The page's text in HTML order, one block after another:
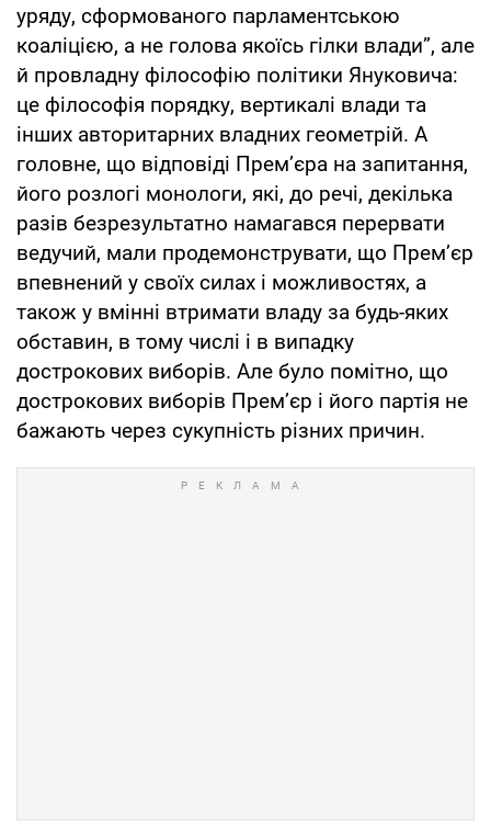
уряду, сформованого парламентською
коаліцією, а не голова якоїсь гілки влади”, але
й провладну філософію політики Януковича:
це філософія порядку, вертикалі влади та
інших авторитарних владних геометрій. А
головне, що відповіді Прем’єра на запитання,
його розлогі монологи, які, до речі, декілька
разів безрезультатно намагався перервати
ведучий, мали продемонструвати, що Прем’єр
впевнений у своїх силах і можливостях, а
також у вмінні втримати владу за будь-яких
обставин, в тому числі і в випадку
дострокових виборів. Але було помітно, що
дострокових виборів Прем’єр і його партія не
бажають через сукупність різних причин.